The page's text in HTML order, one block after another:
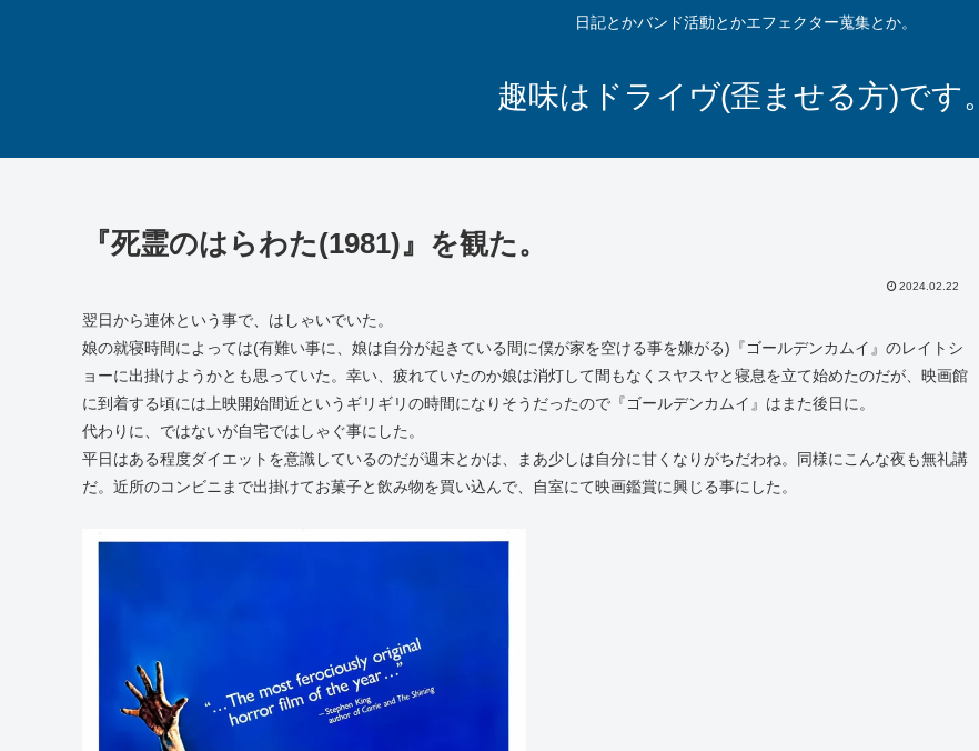
日記とかバンド活動とかエフェクター蒐集とか。
趣味はドライヴ(歪ませる方)です。
『死霊のはらわた(1981)』を観た。
2024.02.22
翌日から連休という事で、はしゃいでいた。
娘の就寝時間によっては(有難い事に、娘は自分が起きている間に僕が家を空ける事を嫌がる)『ゴールデンカムイ』のレイトシ
ョーに出掛けようかとも思っていた。幸い、疲れていたのか娘は消灯して間もなくスヤスヤと寝息を立て始めたのだが、映画館
に到着する頃には上映開始間近というギリギリの時間になりそうだったので『ゴールデンカムイ』はまた後日に。
代わりに、ではないが自宅ではしゃぐ事にした。
平日はある程度ダイエットを意識しているのだが週末とかは、まあ少しは自分に甘くなりがちだわね。同様にこんな夜も無礼講
だ。近所のコンビニまで出掛けてお菓子と飲み物を買い込んで、自室にて映画鑑賞に興じる事にした。